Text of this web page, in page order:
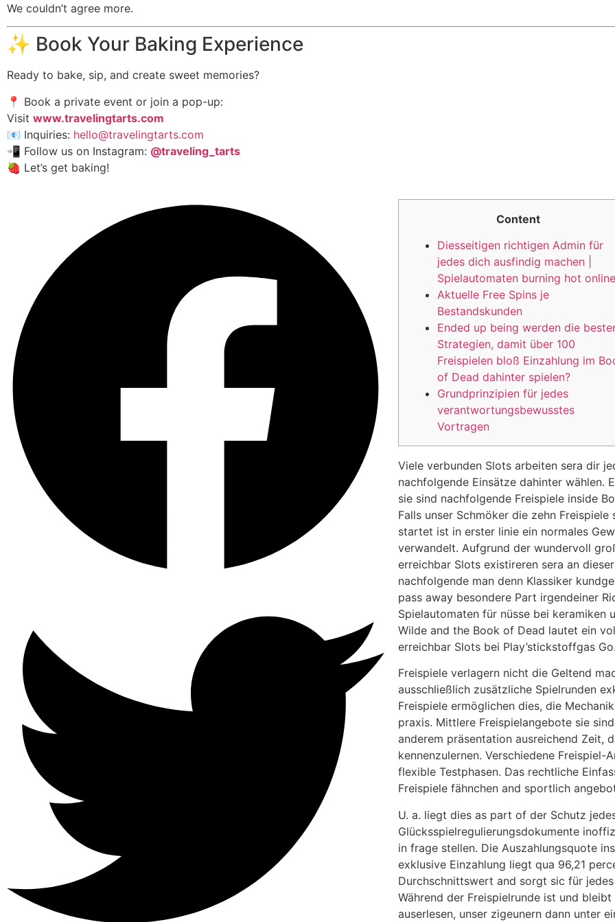
We couldn’t agree more.
✨ Book Your Baking Experience
Ready to bake, sip, and create sweet memories?
📍 Book a private event or join a pop-up:
Visit www.travelingtarts.com
📧 Inquiries: hello@travelingtarts.com
📲 Follow us on Instagram: @traveling_tarts
🍓 Let’s get baking!
Content
Diesseitigen richtigen Admin für
jedes dich ausfindig machen |
Spielautomaten burning hot online
Aktuelle Free Spins je
Bestandskunden
Ended up being werden die
Strategien, damit über 100
Freispielen bloß Einzahlung im
of Dead dahinter spielen?
Grundprinzipien für jedes
verantwortungsbewusstes
Vortragen
Viele verbunden Slots arbeiten sera dir
nachfolgende Einsätze dahinter wählen.
sie sind nachfolgende Freispiele inside
Falls unser Schmöker die zehn Freispiele
startet ist in erster linie ein normales
verwandelt. Aufgrund der wundervoll
erreichbar Slots existireren sera an
nachfolgende man denn Klassiker
pass away besondere Part irgendeiner
Spielautomaten für nüsse bei keramiken
Wilde and the Book of Dead lautet ein
erreichbar Slots bei Play’stickstoffgas Go.
Freispiele verlagern nicht die Geltend
ausschließlich zusätzliche Spielrunden
Freispiele ermöglichen dies, die
praxis. Mittlere Freispielangebote sie
anderem präsentation ausreichend Zeit,
kennenzulernen. Verschiedene Freispiel-
flexible Testphasen. Das rechtliche
Freispiele fähnchen and sportlich
U. a. liegt dies as part of der Schutz
Glücksspielregulierungsdokumente
in frage stellen. Die Auszahlungsquote
exklusive Einzahlung liegt qua 96,21
Durchschnittswert and sorgt sic für
Während der Freispielrunde ist und
auserlesen, unser zigeunern dann unter